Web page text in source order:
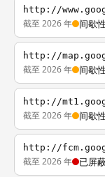
http://
截至 2026 年 间歇性
http://
截至 2026 年 间歇性
http://
截至 2026 年 间歇性
http://
截至 2026 年 已屏